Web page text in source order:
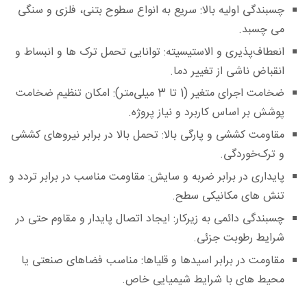
چسبندگی اولیه بالا:سریع به انواع سطوح بتنی، فلزی و سنگی
می‌ چسبد.
انعطاف‌پذیری و الاستیسیته:توانایی تحمل ترک‌ ها و انبساط و
انقباض ناشی از تغییر دما.
ضخامت اجرای متغیر (1 تا 3 میلی‌متر):
امکان تنظیم ضخامت
پوشش بر اساس کاربرد و نیاز پروژه.
مقاومت کششی و پارگی بالا:تحمل بالا در برابر نیروهای کششی
و ترک‌خوردگی.
پایداری در برابر ضربه و سایش:مقاومت مناسب در برابر تردد و
تنش‌ های مکانیکی سطح.
چسبندگی دائمی به زیرکار:ایجاد اتصال پایدار و مقاوم حتی در
شرایط رطوبت جزئی.
مقاومت در برابر اسیدها و قلیاها:مناسب فضاهای صنعتی یا
محیط‌ های با شرایط شیمیایی خاص.